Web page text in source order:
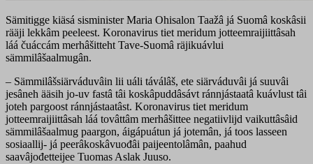
Sämitigge kiäsá sisminister Maria Ohisalon Taažâ já Suomâ koskâsii
rääji lekkâm peeleest. Koronavirus tiet meridum jotteemraijiittâsah
láá čuáccám merhâšitteht Tave-Suomâ räjikuávlui
sämmilâšaalmugân.
– Sämmilâšsiärváduvâin lii uáli táválâš, ete siärváduvâi já suuvâi
jesâneh ääsih jo-uv fastâ tâi koskâpuddâsávt ránnjástaatâ kuávlust tâi
joteh pargoost ránnjástaatâst. Koronavirus tiet meridum
jotteemraijiittâsah láá tovâttâm merhâšittee negatiivlijd vaikuttâsâid
sämmilâšaalmug paargon, áigápuátun já jotemân, já toos lasseen
sosiaallij- já peerâkoskâvuođâi paijeentolâmân, paahud
saavâjođetteijee Tuomas Aslak Juuso.